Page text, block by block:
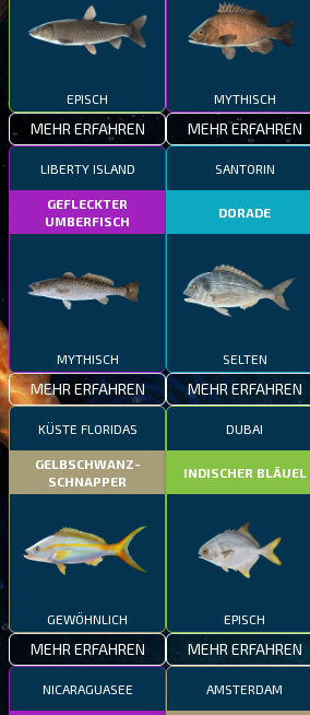
EPISCH
MEHR ERFAHREN
MYTHISCH
MEHR ERFAHREN
LIBERTY ISLAND
GEFLECKTER
UMBERFISCH
MYTHISCH
MEHR ERFAHREN
SANTORIN
DORADE
SELTEN
MEHR ERFAHREN
KÜSTE FLORIDAS
GELBSCHWANZ-
SCHNAPPER
GEWÖHNLICH
MEHR ERFAHREN
DUBAI
INDISCHER BLÄUEL
EPISCH
MEHR ERFAHREN
NICARAGUASEE AMSTERDAM